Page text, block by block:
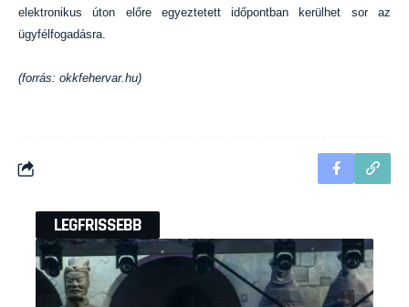
elektronikus úton előre egyeztetett időpontban kerülhet sor az
ügyfélfogadásra.
(forrás: okkfehervar.hu)
LEGFRISSEBB